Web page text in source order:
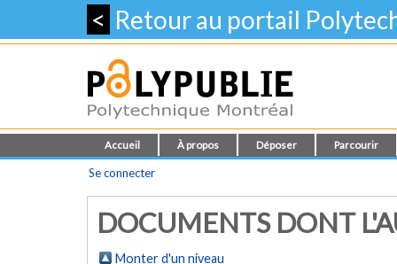
< Retour au portail
Accueil À propos Déposer Parcourir
Se connecter
DOCUMENTS DONT
Monter d'un niveau